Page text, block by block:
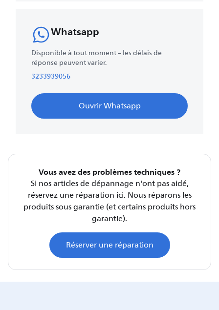
Whatsapp
Disponible à tout moment – les délais de
réponse peuvent varier.
3233939056
Ouvrir Whatsapp
Vous avez des problèmes techniques ?
Si nos articles de dépannage n'ont pas aidé,
réservez une réparation ici. Nous réparons les
produits sous garantie (et certains produits hors
garantie).
Réserver une réparation